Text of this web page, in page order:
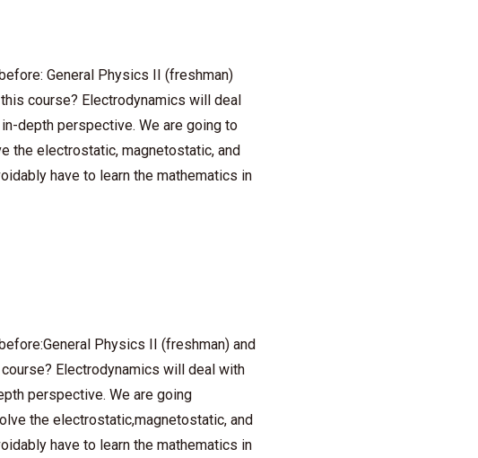
General Physics II (freshman)
course? Electrodynamics will deal
depth perspective. We are going to
the electrostatic, magnetostatic, and
have to learn the mathematics in
General Physics II (freshman) and
Electrodynamics will deal with
perspective. We are going
the electrostatic,magnetostatic, and
have to learn the mathematics in